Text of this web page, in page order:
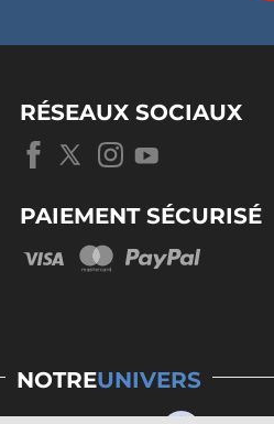
RÉSEAUX SOCIAUX
PAIEMENT SÉCURISÉ
NOTREUNIVERS